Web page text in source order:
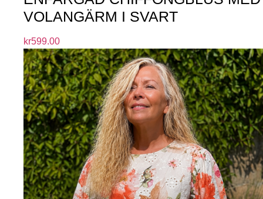
VOLANGÄRM I SVART
kr599.00